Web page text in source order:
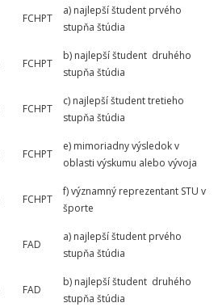
FCHPT
a) najlepší študent prvého
stupňa štúdia
FCHPT
b) najlepší študent druhého
stupňa štúdia
FCHPT
c) najlepší študent tretieho
stupňa štúdia
FCHPT
e) mimoriadny výsledok v
oblasti výskumu alebo vývoja
FCHPT
f) významný reprezentant STU v
športe
FAD
a) najlepší študent prvého
stupňa štúdia
FAD
b) najlepší študent druhého
stupňa štúdia